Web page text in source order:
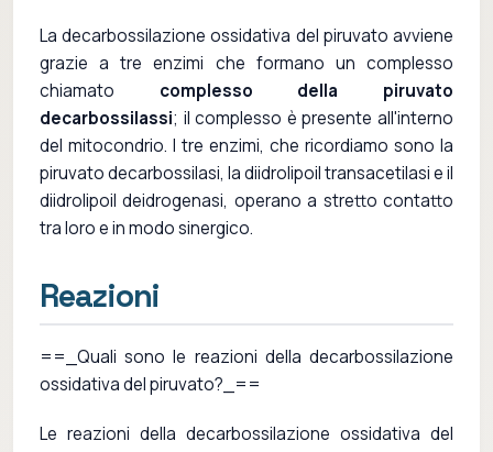
La decarbossilazione ossidativa del piruvato avviene
grazie a tre enzimi che formano un complesso
chiamato complesso della piruvato
decarbossilassi; il complesso è presente all'interno
del mitocondrio. I tre enzimi, che ricordiamo sono la
piruvato decarbossilasi, la diidrolipoil transacetilasi e il
diidrolipoil deidrogenasi, operano a stretto contatto
tra loro e in modo sinergico.
Reazioni
==_Quali sono le reazioni della decarbossilazione
ossidativa del piruvato?_==
Le reazioni della decarbossilazione ossidativa del